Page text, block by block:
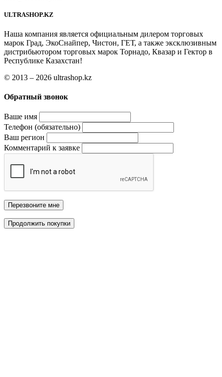
ULTRASHOP.KZ
Наша компания является официальным дилером торговых
марок Град, ЭкоСнайпер, Чистон, ГЕТ, а также эксклюзивным
дистрибьютором торговых марок Торнадо, Квазар и Гектор в
Республике Казахстан!
© 2013 – 2026 ultrashop.kz
Обратный звонок
Ваше имя
Телефон (обязательно)
Ваш регион
Комментарий к заявке
Перезвоните мне
Продолжить покупки